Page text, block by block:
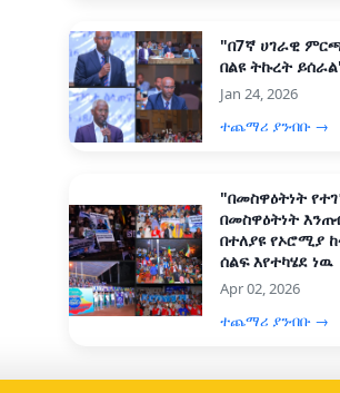
"በ7ኛ ሀገራዊ
በልዩ ትኩረት
Jan 24, 2026
ተጨማሪ ያንብቡ →
"በመስዋዕትነት
በመስዋዕትነት
በተለያዩ የኦሮሚያ
ሰልፍ እየተካሄደ ነዉ
Apr 02, 2026
ተጨማሪ ያንብቡ →